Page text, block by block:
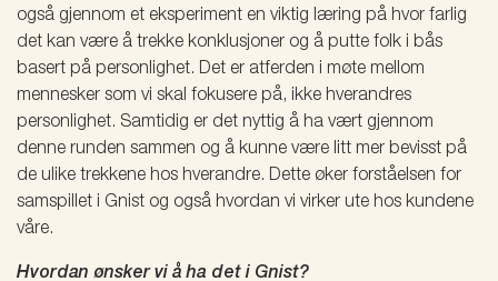
også gjennom et eksperiment en viktig læring på hvor farlig
det kan være å trekke konklusjoner og å putte folk i bås
basert på personlighet. Det er atferden i møte mellom
mennesker som vi skal fokusere på, ikke hverandres
personlighet. Samtidig er det nyttig å ha vært gjennom
denne runden sammen og å kunne være litt mer bevisst på
de ulike trekkene hos hverandre. Dette øker forståelsen for
samspillet i Gnist og også hvordan vi virker ute hos kundene
våre.
Hvordan ønsker vi å ha det i Gnist?